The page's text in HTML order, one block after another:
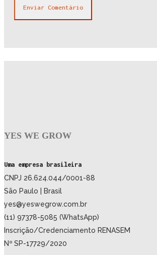
YES WE GROW
Uma empresa brasileira
CNPJ 26.624.044/0001-88
São Paulo | Brasil
yes@yeswegrow.com.br
(11) 97378-5085 (WhatsApp)
Inscrição/Credenciamento RENASEM
Nº SP-17729/2020